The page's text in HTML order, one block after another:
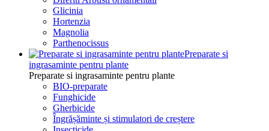
Glicinia
Hortenzia
Magnolia
Parthenocissus
Preparate si
ingrasaminte pentru plante
Preparate si ingrasaminte pentru plante
BIO-preparate
Funghicide
Gherbicide
Îngrășăminte și stimulatori de creștere